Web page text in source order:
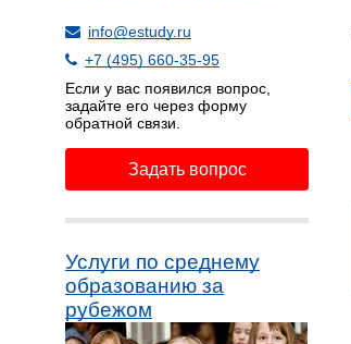
info@estudy.ru
+7 (495) 660-35-95
Если у вас появился вопрос,
задайте его через форму
обратной связи.
Задать вопрос
Услуги по среднему
образованию за
рубежом